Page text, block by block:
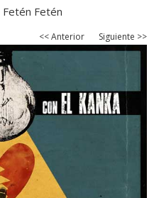
Fetén Fetén
<< Anterior Siguiente >>